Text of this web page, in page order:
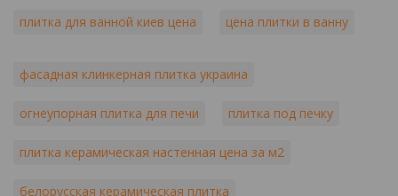
плитка для ванной киев цена цена плитки в ванну
фасадная клинкерная плитка украина
огнеупорная плитка для печи плитка под печку
плитка керамическая настенная цена за м2
белорусская керамическая плитка